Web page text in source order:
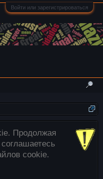
Войти или зарегистрироваться
Внимание!
загружаются